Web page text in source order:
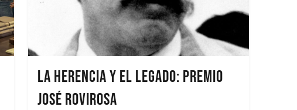
La herencia y el legado: Premio
José Rovirosa